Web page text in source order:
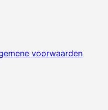
voorwaarden